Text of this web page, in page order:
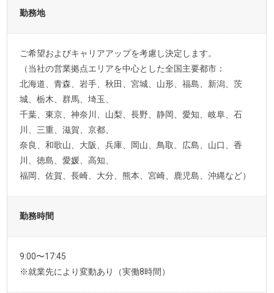
勤務地
ご希望およびキャリアアップを考慮し決定します。
（当社の営業拠点エリアを中心とした全国主要都市：
北海道、青森、岩手、秋田、宮城、山形、福島、新潟、茨
城、栃木、群馬、埼玉、
千葉、東京、神奈川、山梨、長野、静岡、愛知、岐阜、石
川、三重、滋賀、京都、
奈良、和歌山、大阪、兵庫、岡山、鳥取、広島、山口、香
川、徳島、愛媛、高知、
福岡、佐賀、長崎、大分、熊本、宮崎、鹿児島、沖縄など）
勤務時間
9:00〜17:45
※就業先により変動あり（実働8時間）